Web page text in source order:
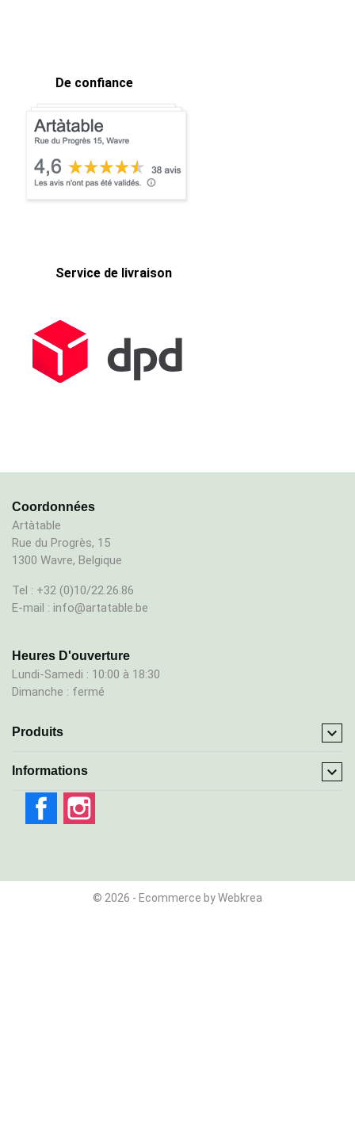
De confiance
Service de livraison
Coordonnées
Artàtable
Rue du Progrès, 15
1300 Wavre, Belgique
Tel : +32 (0)10/22.26.86
E-mail : info@artatable.be
Heures D'ouverture
Lundi-Samedi : 10:00 à 18:30
Dimanche : fermé
Produits 
Informations 
Facebook
© 2026 - Ecommerce by Webkrea